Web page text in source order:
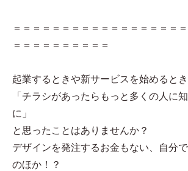
＝＝＝＝＝＝＝＝＝＝＝＝＝＝＝＝＝
＝＝＝＝＝＝＝＝＝＝
起業するときや新サービスを始めるとき
「チラシがあったらもっと多くの人に
に」
と思ったことはありませんか？
デザインを発注するお金もない、自分
のほか！？